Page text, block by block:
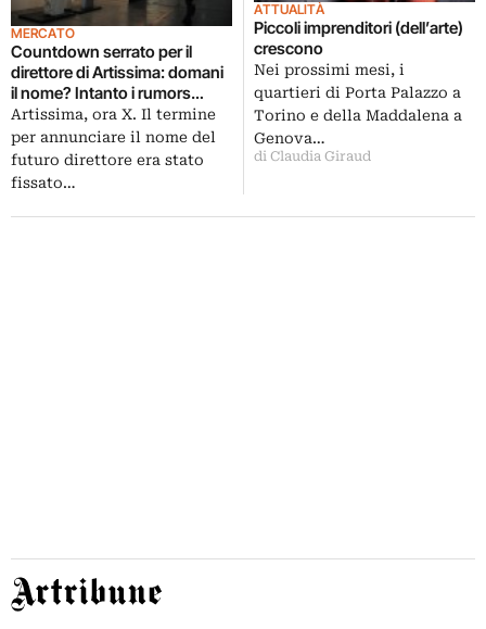
MERCATO
Countdown serrato per il
direttore di Artissima: domani
il nome? Intanto i rumors
danno in testa una new entry
dei ballottaggi, ancora una
donna…
Artissima, ora X. Il termine
per annunciare il nome del
futuro direttore era stato
fissato…
ATTUALITÀ
Piccoli imprenditori (dell’arte)
crescono
Nei prossimi mesi, i
quartieri di Porta Palazzo a
Torino e della Maddalena a
Genova…
di Claudia Giraud
Artribune